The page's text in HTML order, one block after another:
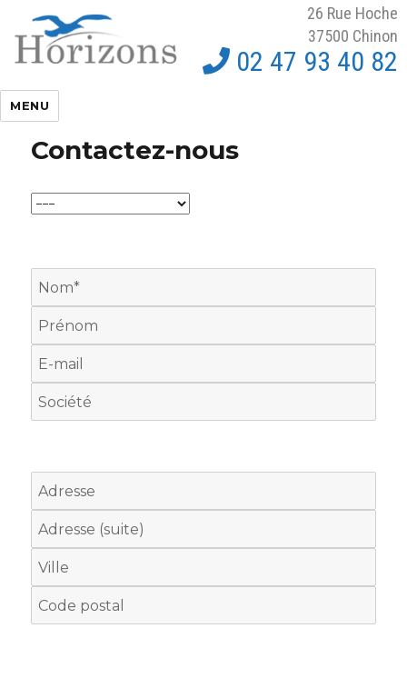
Horizons et Domaines
26 Rue Hoche
37500 Chinon
02 47 93 40 82
MENU
Contactez-nous